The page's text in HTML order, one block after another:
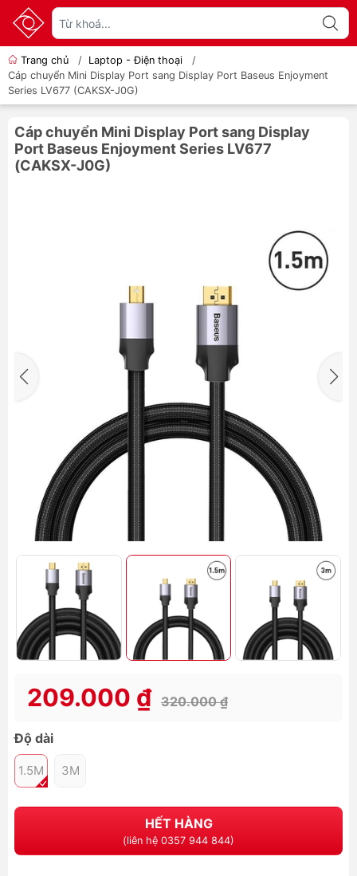
Trang chủ / Laptop - Điện thoại
/
Cáp chuyển Mini Display Port sang Display Port Baseus Enjoyment
Series LV677 (CAKSX-J0G)
Cáp chuyển Mini Display Port sang Display
Port Baseus Enjoyment Series LV677
(CAKSX-J0G)
209.000 ₫ 320.000 ₫
Độ dài
1.5M 3M
HẾT HÀNG
(liên hệ 0357 944 844)